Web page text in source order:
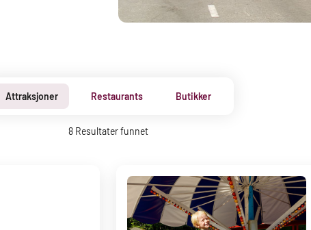
Attraksjoner Restaurants Butikker
8Resultater funnet